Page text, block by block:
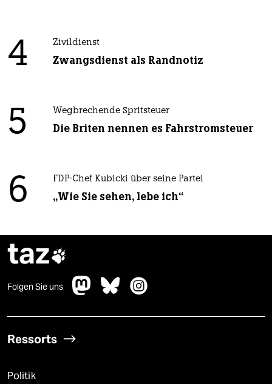
4 Zivildienst
Zwangsdienst als Randnotiz
5 Wegbrechende Spritsteuer
Die Briten nennen es Fahrstromsteuer
6 FDP-Chef Kubicki über seine Partei
„Wie Sie sehen, lebe ich“
taz
Folgen Sie uns
Ressorts
Politik